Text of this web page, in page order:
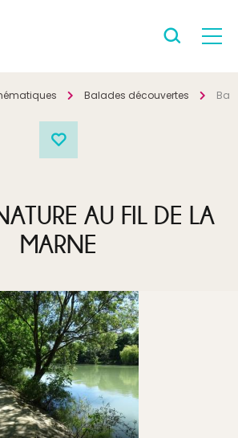
Balades découvertes
AU FIL DE LA
MARNE